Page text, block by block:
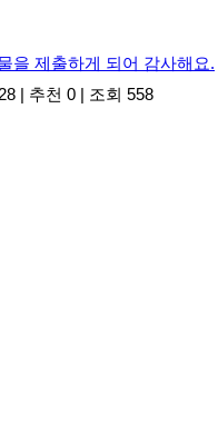
을 제출하게 되어 감사해요.
| 추천 0 | 조회 558